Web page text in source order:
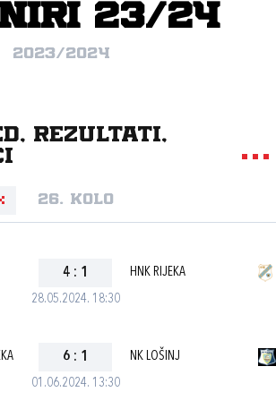
23/24
2023/2024
rezultati,
26. kolo
28.05.2024. 18:30
4 : 1 HNK RIJEKA
01.06.2024. 13:30
6 : 1 NK LOŠINJ